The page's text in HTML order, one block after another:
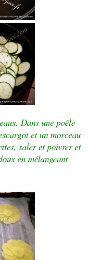
Dans une poêle
et un morceau
saler et poivrer et
en mélangeant